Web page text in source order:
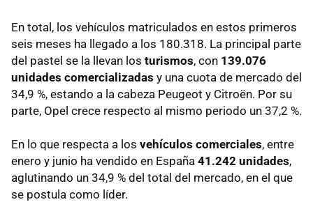
En total, los vehículos matriculados en estos primeros
seis meses ha llegado a los 180.318. La principal parte
del pastel se la llevan los turismos, con 139.076
unidades comercializadas y una cuota de mercado del
34,9 %, estando a la cabeza Peugeot y Citroën. Por su
parte, Opel crece respecto al mismo periodo un 37,2 %.
En lo que respecta a los vehículos comerciales, entre
enero y junio ha vendido en España 41.242 unidades,
aglutinando un 34,9 % del total del mercado, en el que
se postula como líder.